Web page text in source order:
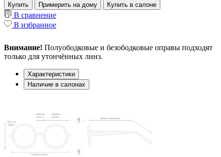
Купить Примерить на дому Купить в салоне
В сравнение
В избранное
Внимание! Полуободковые и безободковые оправы подходят
только для утончённых линз.
Характеристики
Наличие в салонах